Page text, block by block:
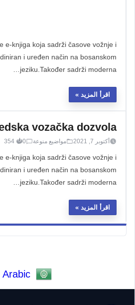
e-knjiga koja sadrži časove vožnje i
i uređen način na bosanskom
jeziku.Također sadrži moderna…
اقرأ المزيد
vozačka dozvola
أكتوبر 7, 2021 مواضيع منوعة 0
354
e-knjiga koja sadrži časove vožnje i
i uređen način na bosanskom
jeziku.Također sadrži moderna…
اقرأ المزيد
Arabic